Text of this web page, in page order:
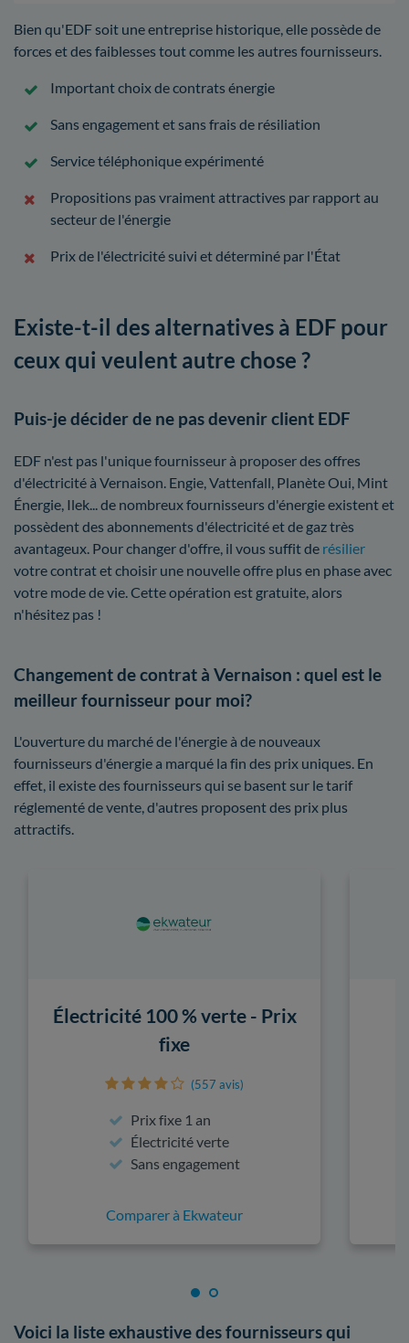
Bien qu'EDF soit une entreprise historique, elle possède de
forces et des faiblesses tout comme les autres fournisseurs.
Important choix de contrats énergie
Sans engagement et sans frais de résiliation
Service téléphonique expérimenté
Propositions pas vraiment attractives par rapport au
secteur de l'énergie
Prix de l'électricité suivi et déterminé par l'État
Existe-t-il des alternatives à EDF pour
ceux qui veulent autre chose ?
Puis-je décider de ne pas devenir client EDF
EDF n'est pas l'unique fournisseur à proposer des offres
d'électricité à Vernaison. Engie, Vattenfall, Planète Oui, Mint
Énergie, Ilek... de nombreux fournisseurs d'énergie existent et
possèdent des abonnements d'électricité et de gaz très
avantageux. Pour changer d'offre, il vous suffit de résilier
votre contrat et choisir une nouvelle offre plus en phase avec
votre mode de vie. Cette opération est gratuite, alors
n'hésitez pas !
Changement de contrat à Vernaison : quel est le
meilleur fournisseur pour moi?
L'ouverture du marché de l'énergie à de nouveaux
fournisseurs d'énergie a marqué la fin des prix uniques. En
effet, il existe des fournisseurs qui se basent sur le tarif
réglementé de vente, d'autres proposent des prix plus
attractifs.
Électricité 100 % verte - Prix
fixe
(557 avis)
Prix fixe 1 an
Électricité verte
Sans engagement
Comparer à Ekwateur
Voici la liste exhaustive des fournisseurs qui